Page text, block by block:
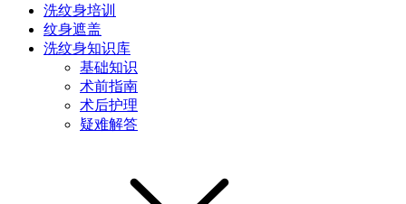
洗纹身培训
纹身遮盖
洗纹身知识库
基础知识
术前指南
术后护理
疑难解答